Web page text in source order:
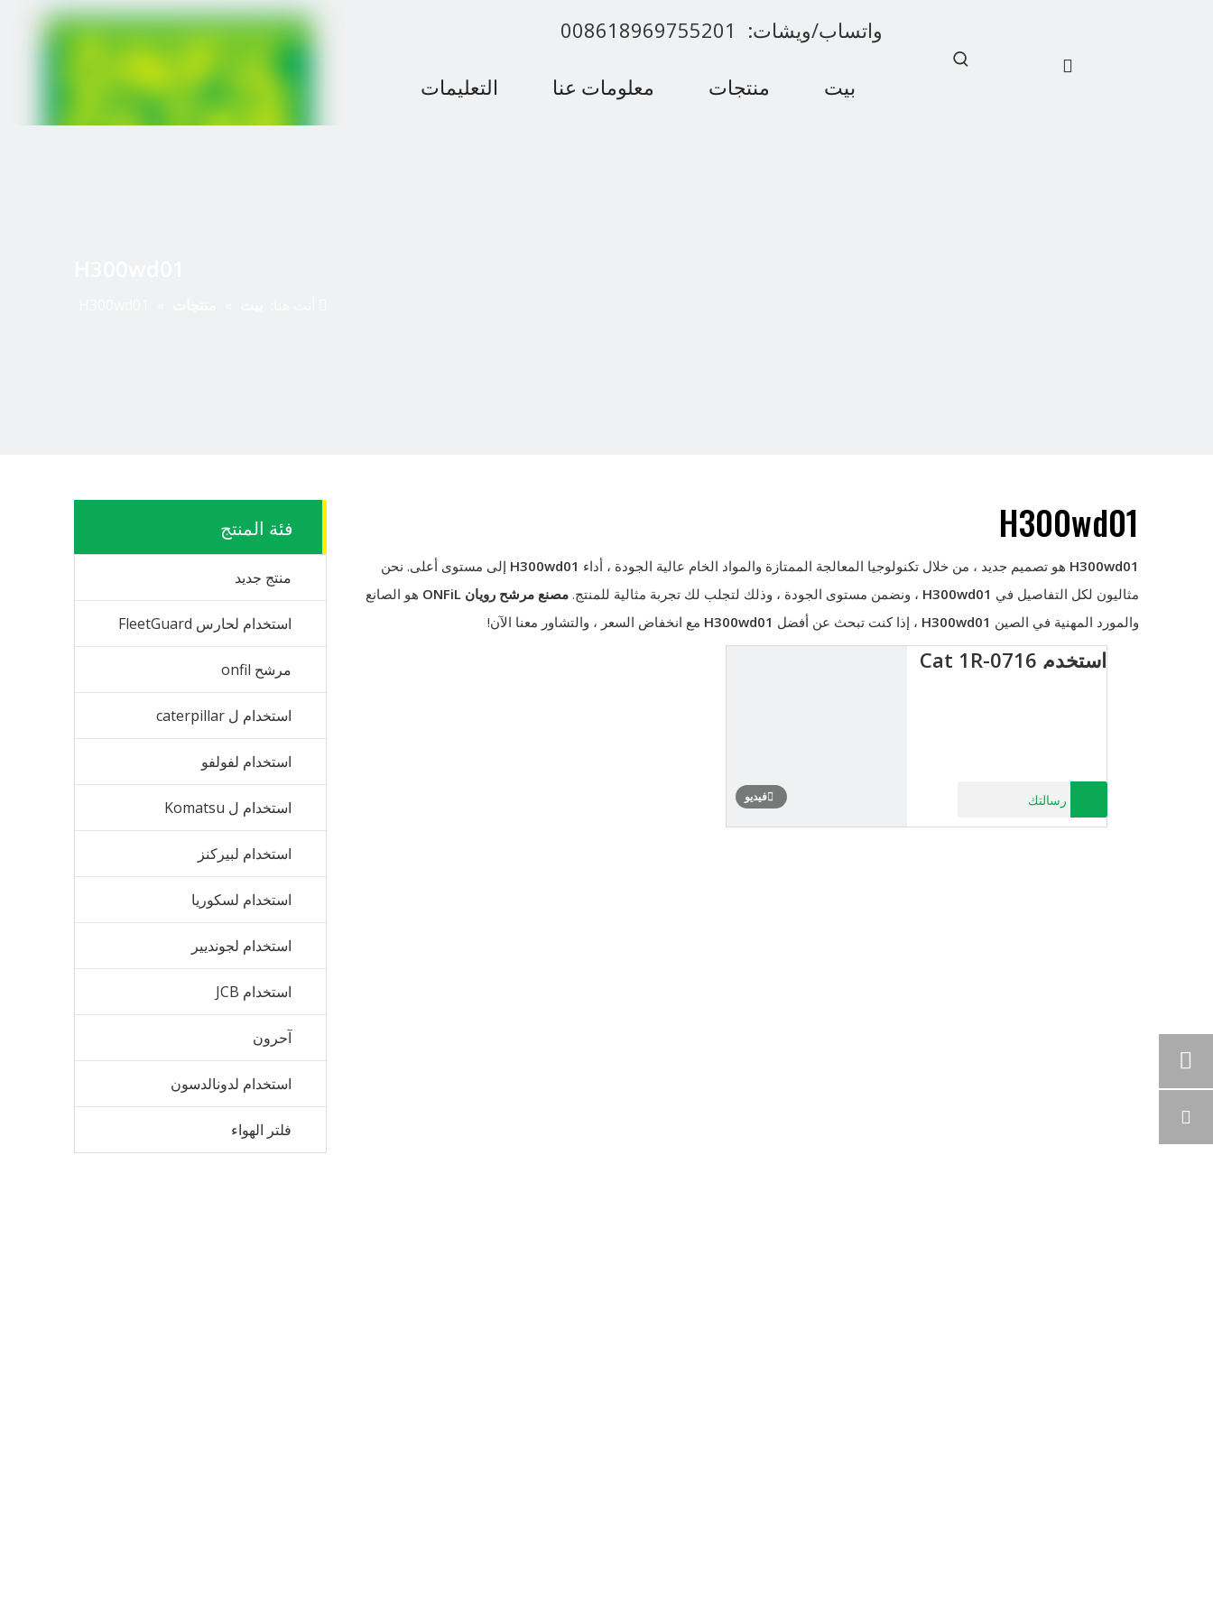
واتساب/ويشات: 008618969755201
بيت منتجات معلومات عنا
التعليمات
فئة المنتج
منتج جديد
استخدام لحارس FleetGuard
مرشح onfil
استخدام ل caterpillar
استخدام لفولفو
استخدام ل Komatsu
استخدام لبيركنز
استخدام لسكوريا
استخدام لجونديير
استخدام JCB
آحرون
استخدام لدونالدسون
فلتر الهواء
H300wd01
H300wd01 هو تصميم جديد ، من خلال تكنولوجيا المعالجة الممتازة والمواد الخام عالية الجودة ، أداء H300wd01 إلى مستوى أعلى. نحن
مثاليون لكل التفاصيل في H300wd01 ، ونضمن مستوى الجودة ، وذلك لتجلب لك تجربة مثالية للمنتج. مصنع مرشح رويان ONFiL
هو الصانع
والمورد المهنية في الصين H300wd01 ، إذا كنت تبحث عن أفضل H300wd01 مع انخفاض السعر ، والتشاور معنا الآن!
فيديو
استخدم Cat 1R-0716
رسالتك